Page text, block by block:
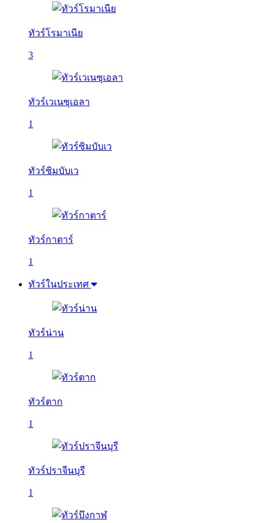
ทัวร์โรมาเนีย
3
ทัวร์เวเนซุเอลา
1
ทัวร์ซิมบับเว
1
ทัวร์กาตาร์
1
ทัวร์ในประเทศ
ทัวร์น่าน
1
ทัวร์ตาก
1
ทัวร์ปราจีนบุรี
1